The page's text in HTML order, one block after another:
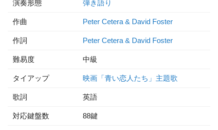
演奏形態 弾き語り
作曲 Peter Cetera & David Foster
作詞 Peter Cetera & David Foster
難易度 中級
タイアップ 映画「青い恋人たち」主題歌
歌詞 英語
対応鍵盤数 88鍵